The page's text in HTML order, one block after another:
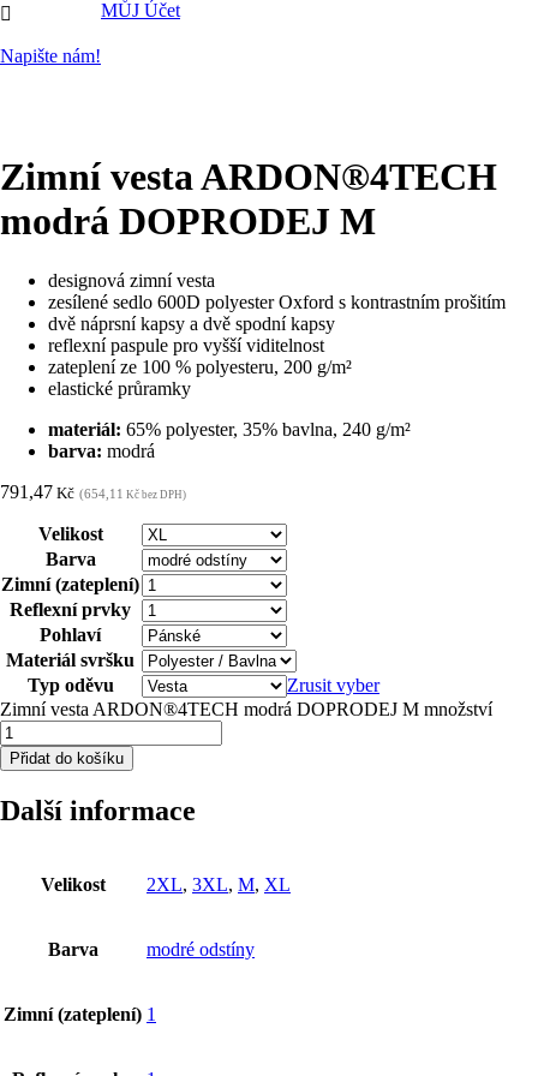

Napište nám!
MŮJ Účet
Zimní vesta ARDON®4TECH
modrá DOPRODEJ M
designová zimní vesta
zesílené sedlo 600D polyester Oxford s kontrastním prošitím
dvě náprsní kapsy a dvě spodní kapsy
reflexní paspule pro vyšší viditelnost
zateplení ze 100 % polyesteru, 200 g/m²
elastické průramky
materiál: 65% polyester, 35% bavlna, 240 g/m²
barva: modrá
791,47 Kč (654,11 Kč bez DPH)
Velikost
Barva
Zimní (zateplení)
Reflexní prvky
Pohlaví
Materiál svršku
Typ oděvu
Zrusit vyber
Zimní vesta ARDON®4TECH modrá DOPRODEJ M množství
Přidat do košíku
Další informace
Velikost 2XL, 3XL, M, XL
Barva modré odstíny
Zimní (zateplení) 1